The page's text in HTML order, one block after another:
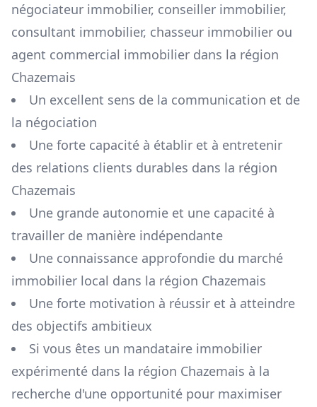
négociateur immobilier, conseiller immobilier,
consultant immobilier, chasseur immobilier ou
agent commercial immobilier dans la région
Chazemais
Un excellent sens de la communication et de
la négociation
Une forte capacité à établir et à entretenir
des relations clients durables dans la région
Chazemais
Une grande autonomie et une capacité à
travailler de manière indépendante
Une connaissance approfondie du marché
immobilier local dans la région Chazemais
Une forte motivation à réussir et à atteindre
des objectifs ambitieux
Si vous êtes un mandataire immobilier
expérimenté dans la région Chazemais à la
recherche d'une opportunité pour maximiser